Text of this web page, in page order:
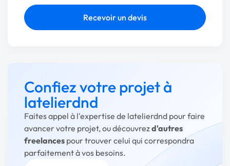
Recevoir un devis
Confiez votre projet à
latelierdnd
Faites appel à l'expertise de latelierdnd pour faire
avancer votre projet, ou découvrezd'autres
freelances pour trouver celui qui correspondra
parfaitement à vos besoins.